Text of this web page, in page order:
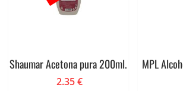
Shaumar Acetona pura 200ml.
2.35€
MPL